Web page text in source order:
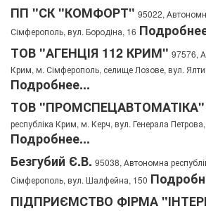
ПП "СК "КОМФОРТ" 95022,
Сімферополь, вул. Бородіна, 16
ТОВ "АГЕНЦІЯ 112 КРИМ" 97576,
Крим, м. Сімферополь, селище Лозове, вул.
Подробнее...
ТОВ "ПРОМСПЕЦАВТОМАТІКА"
республіка Крим, м. Керч, вул. Генерала
Подробнее...
Безгубий Є.В. 95038, Автономна
Сімферополь, вул. Шалфейна, 150
ПІДПРИЄМСТВО ФІРМА